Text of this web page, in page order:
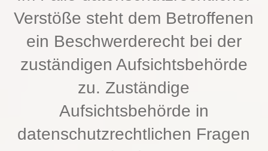
Verstöße steht dem Betroffenen
ein Beschwerderecht bei der
zuständigen Aufsichtsbehörde
zu. Zuständige
Aufsichtsbehörde in
datenschutzrechtlichen Fragen